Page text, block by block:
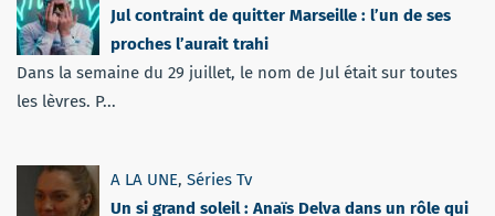
Jul contraint de quitter Marseille : l’un de ses
proches l’aurait trahi
Dans la semaine du 29 juillet, le nom de Jul était sur toutes
les lèvres. P...
A LA UNE, Séries Tv
Un si grand soleil : Anaïs Delva dans un rôle qui